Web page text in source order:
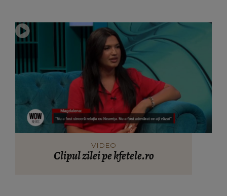
VIDEO
Clipul zilei pe kfetele.ro